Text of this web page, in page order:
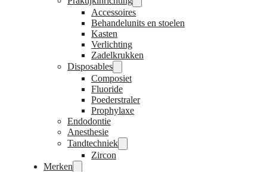
Accessoires
Behandelunits en stoelen
Kasten
Verlichting
Zadelkrukken
Disposables
Composiet
Fluoride
Poederstraler
Prophylaxe
Endodontie
Anesthesie
Tandtechniek
Zircon
Merken